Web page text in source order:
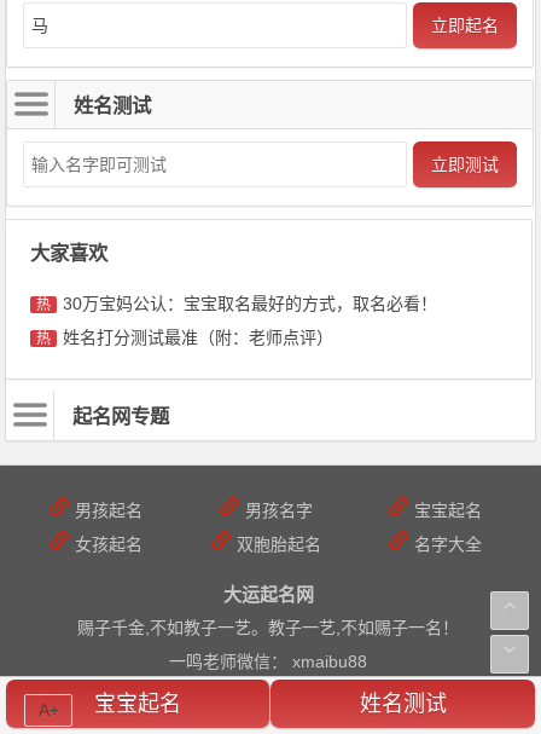
宝宝起名 姓名测试
A+
立即起名
姓名测试
立即测试
大家喜欢
热 30万宝妈公认：宝宝取名最好的方式，取名必看！
热 姓名打分测试最准（附：老师点评）
起名网专题
男孩起名 男孩名字
宝宝起名
女孩起名
双胞胎起名 名字大全
大运起名网
赐子千金,不如教子一艺。教子一艺,不如赐子一名！
一鸣老师微信： xmaibu88
© 2019-2050 www.t61.net 大运起名网 版权所有